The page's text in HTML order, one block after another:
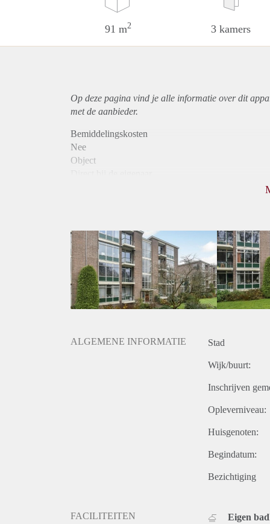
91 m2 3 kamers
Op deze pagina vind je alle informatie over dit
met de aanbieder.
Bemiddelingskosten
Nee
Object
Huurtoeslag
Niet mogelijk
Inkomen eis
3,3 X Maandhuur Bruto
Huurtermijn
Onbepaalde termijn
ALGEMENE INFORMATIE Stad
Wijk/buurt:
Inschrijven
Opleverniveau:
Huisgenoten:
Begindatum:
Bezichtiging
FACILITEITEN Eigen